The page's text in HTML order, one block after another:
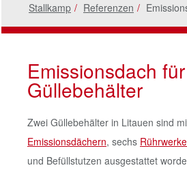
Stallkamp Referenzen
Emissionsdach für
Güllebehälter
Zwei Güllebehälter in Litauen sind
Emissionsdächern, sechs
und Befüllstutzen ausgestattet